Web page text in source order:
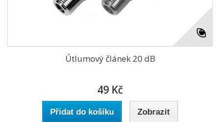
Útlumový článek 20 dB
49 Kč
Přidat do košíku Zobrazit